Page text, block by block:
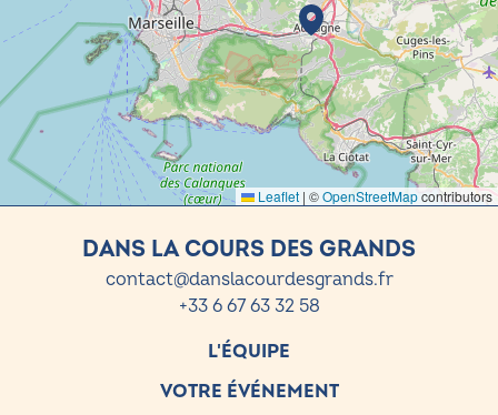
Leaflet | ©OpenStreetMapcontributors
DANS LA COURS DES GRANDS
contact@danslacourdesgrands.fr
+33 6 67 63 32 58
L'ÉQUIPE
VOTRE ÉVÉNEMENT